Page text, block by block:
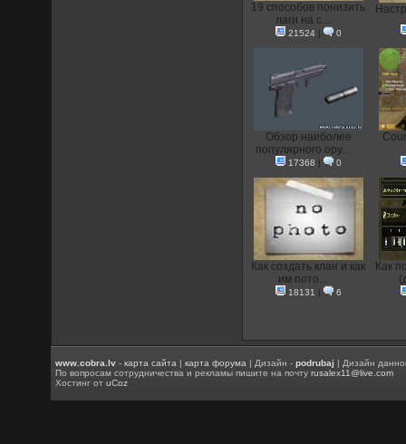
19 способов понизить
лаги на с...
21524| 0
Обзор наиболее
популярного ору...
17368 | 0
Как создать клан и как
им пото...
18131 | 6
Как
www.cobra.lv -карта сайта |карта форума | Дизайн -podrubaj | Дизайн
По вопросам сотрудничества и рекламы пишите на почтуrusalex11@live.com
Хостинг отuCoz